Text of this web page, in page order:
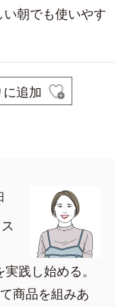
朝でも使いやす
追加
践し始める。
商品を組みあ